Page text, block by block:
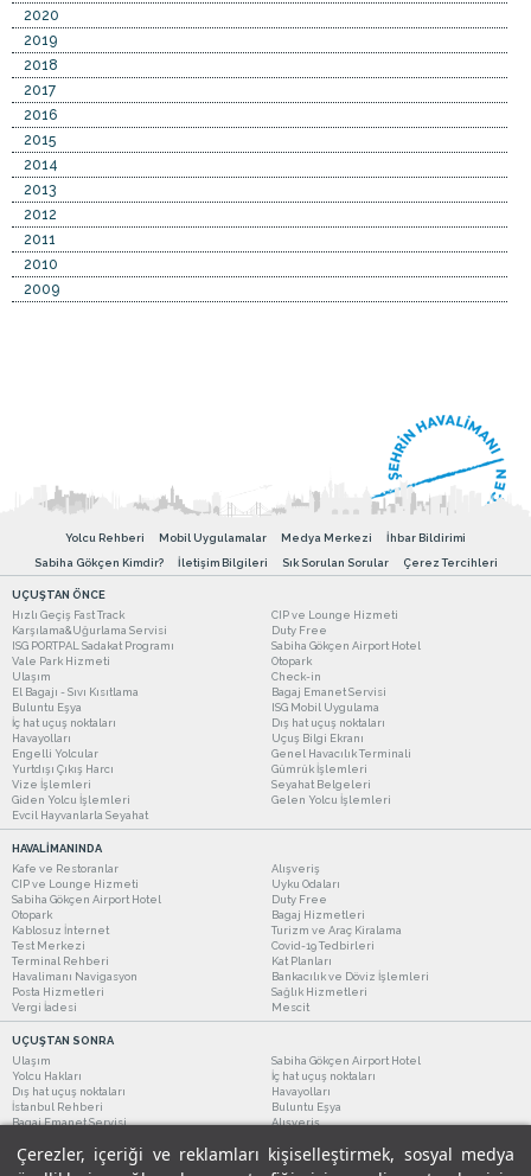
Çerezler, içeriği ve reklamları kişiselleştirmek, sosyal medya
2020
2019
2018
2017
2016
2015
2014
2013
2012
2011
2010
2009
Yolcu Rehberi Mobil Uygulamalar Medya Merkezi
İhbar Bildirimi
Sabiha Gökçen Kimdir?
İletişim Bilgileri Sık Sorulan Sorular Çerez Tercihleri
UÇUŞTAN ÖNCE
Hızlı Geçiş Fast Track
CIP ve Lounge Hizmeti
Karşılama&Uğurlama Servisi
Duty Free
ISG PORTPAL Sadakat Programı
Sabiha Gökçen Airport Hotel
Vale Park Hizmeti
Otopark
Ulaşım
Check-in
El Bagajı - Sıvı Kısıtlama
Bagaj Emanet Servisi
Buluntu Eşya
ISG Mobil Uygulama
İç hat uçuş noktaları
Dış hat uçuş noktaları
Havayolları
Uçuş Bilgi Ekranı
Engelli Yolcular
Genel Havacılık Terminali
Yurtdışı Çıkış Harcı
Gümrük İşlemleri
Vize İşlemleri
Seyahat Belgeleri
Giden Yolcu İşlemleri
Gelen Yolcu İşlemleri
Evcil Hayvanlarla Seyahat
HAVALİMANINDA
Kafe ve Restoranlar
Alışveriş
CIP ve Lounge Hizmeti
Uyku Odaları
Sabiha Gökçen Airport Hotel
Duty Free
Otopark
Bagaj Hizmetleri
Kablosuz İnternet
Turizm ve Araç Kiralama
Test Merkezi
Covid-19 Tedbirleri
Terminal Rehberi
Kat Planları
Havalimanı Navigasyon
Bankacılık ve Döviz İşlemleri
Posta Hizmetleri
Sağlık Hizmetleri
Vergi İadesi
Mescit
UÇUŞTAN SONRA
Ulaşım
Sabiha Gökçen Airport Hotel
Yolcu Hakları
İç hat uçuş noktaları
Dış hat uçuş noktaları
Havayolları
İstanbul Rehberi
Buluntu Eşya
Bagaj Emanet Servisi
Alışveriş